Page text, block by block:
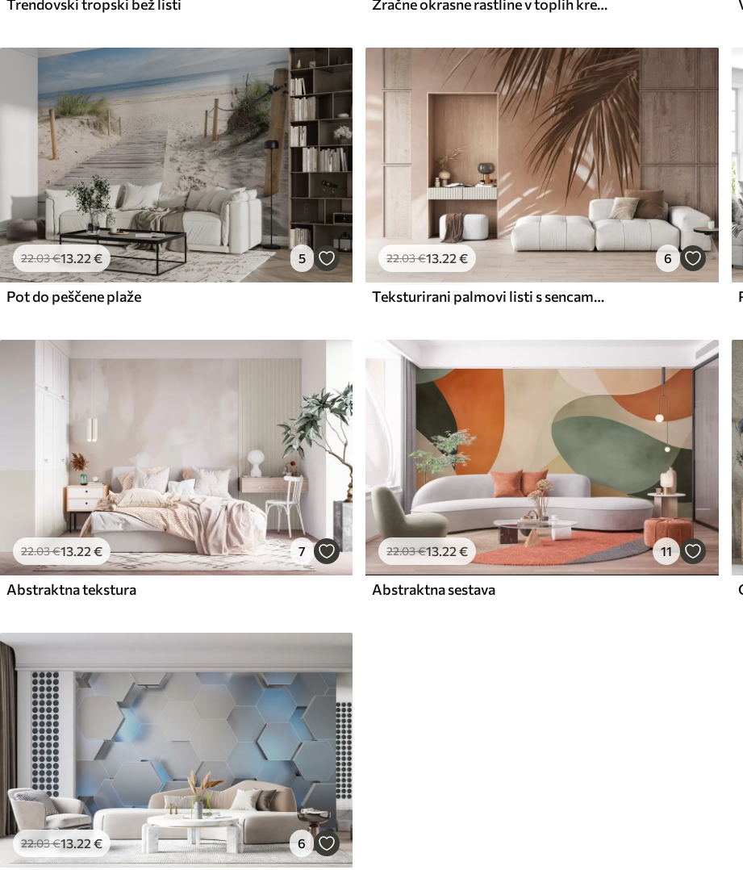
Trendovski tropski bež listi Zračne okrasne rastline v toplih kremastih odtenkih
22.03€13.22€ 5
Pot do peščene plaže
22.03€13.22 € 6
Teksturirani palmovi listi s sencami, tropsko vzdušje, minimalizem
22.03€13 .22 € 7
Abstraktna tekstura
22.03€13.22 € 11
Abstraktna sestava
22.03€13.22€ 6